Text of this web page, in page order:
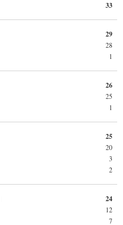
33
29
28
1
26
25
1
25
20
3
2
24
12
7